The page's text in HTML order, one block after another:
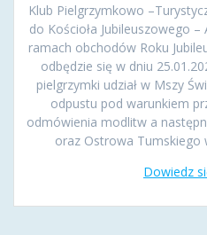
Klub Pielgrzymkowo
do Kościoła Jubileuszowego
ramach obchodów Roku
odbędzie się w dniu
pielgrzymki udział w Mszy
odpustu pod warunkiem
odmówienia modlitw a
oraz Ostrowa
Dowiedz